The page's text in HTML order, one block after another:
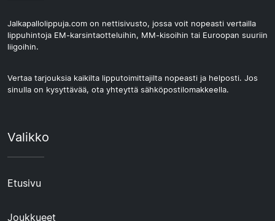
Jalkapallolippuja.com on nettisivusto, jossa voit nopeasti vertailla
lippuhintoja EM-karsintaotteluihin, MM-kisoihin tai Euroopan suuriin
liigoihin.
Vertaa tarjouksia kaikilta lipputoimittajilta nopeasti ja helposti. Jos
sinulla on kysyttävää, ota yhteyttä sähköpostilomakkeella.
Valikko
Etusivu
Joukkueet